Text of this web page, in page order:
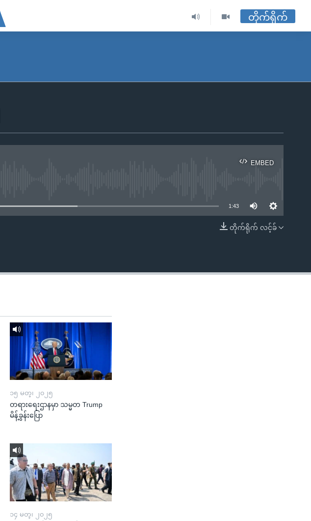
တိုက်ရိုက်
EMBED
EMBED
1:43
တိုက်ရိုက် လင့်ခ်
၁၅ မတ္၊ ၂၀၂၅
တရားရေးဌာနမှာ သမ္မတ Trump
မိန့်ခွန်းပြော
၁၄ မတ္၊ ၂၀၂၅